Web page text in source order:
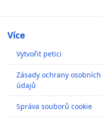
Více
Vytvořit petici
Zásady ochrany osobních
údajů
Správa souborů cookie